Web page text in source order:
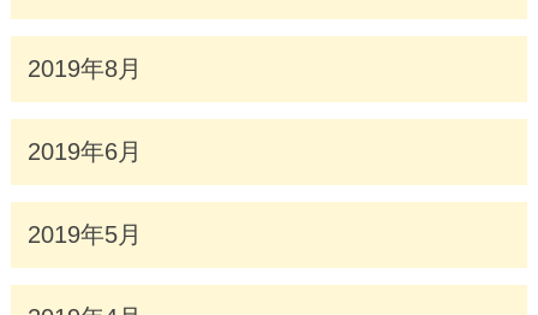
2019年8月
2019年6月
2019年5月